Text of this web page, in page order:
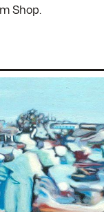
Shop.